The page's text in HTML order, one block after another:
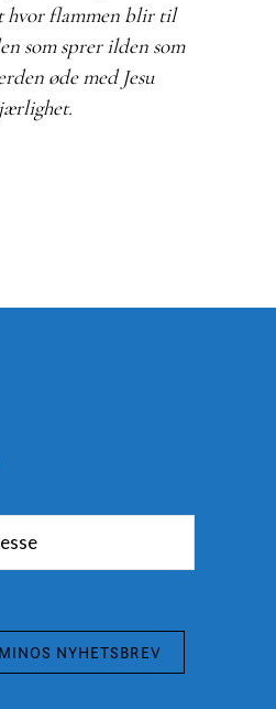
hvor flammen blir til
som sprer ilden som
øde med Jesu